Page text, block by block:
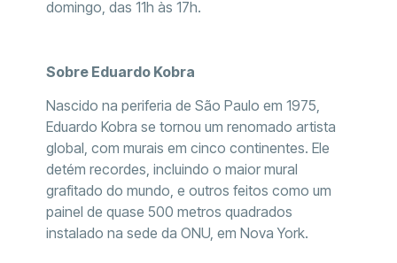
domingo, das 11h às 17h.
Sobre Eduardo Kobra
Nascido na periferia de São Paulo em 1975,
Eduardo Kobra se tornou um renomado artista
global, com murais em cinco continentes. Ele
detém recordes, incluindo o maior mural
grafitado do mundo, e outros feitos como um
painel de quase 500 metros quadrados
instalado na sede da ONU, em Nova York.